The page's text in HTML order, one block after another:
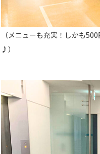
（メニューも充実！しかも
♪）